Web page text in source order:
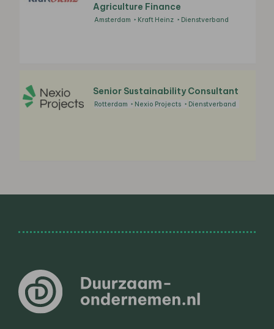
Agriculture Finance
Amsterdam Kraft Heinz Dienstverband
Senior Sustainability Consultant
Rotterdam Nexio Projects Dienstverband